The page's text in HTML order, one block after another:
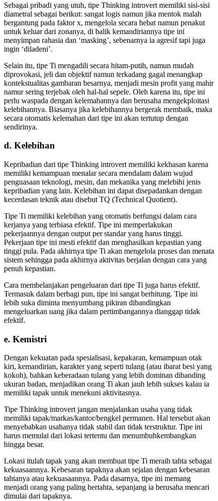
Sebagai pribadi yang utuh, tipe Thinking introvert memiliki sisi-sisi
diametral sebagai berikut: sangat logis namun jika mentok malah
bergantung pada faktor x, mengelola secara hebat namun penakut
untuk keluar dari zonanya, di balik kemandiriannya tipe ini
menyimpan rahasia dan ‘masking’, sebenarnya ia agresif tapi juga
ingin ‘diladeni’.
Selain itu, tipe Ti mengadili secara hitam-putih, namun mudah
diprovokasi, jeli dan objektif namun terkadang gagal menangkap
kontekstualitas gambaran besarnya, menjadi mesin profit yang mahir
namur sering terjebak oleh hal-hal sepele. Oleh karena itu, tipe ini
perlu waspada dengan kelemahannya dan berusaha mengekploitasi
kelebihannya. Biasanya jika kelebihannya bergerak membaik, maka
secara otomatis kelemahan dari tipe ini akan tertutup dengan
sendirinya.
d. Kelebihan
Kepribadian dari tipe Thinking introvert memiliki kekhasan karena
memiliki kemampuan menalar secara mendalam dalam wujud
penguasaan teknologi, mesin, dan mekanika yang melebihi jenis
kepribadian yang lain. Kelebihan ini dapat disepadankan dengan
kecerdasan teknik atau disebut TQ (Technical Quotient).
Tipe Ti memiliki kelebihan yang otomatis berfungsi dalam cara
kerjanya yang terbiasa efektif. Tipe ini memperlakukan
pekerjaannya dengan output per standar yang harus tinggi.
Pekerjaan tipe ini mesti efektif dan menghasilkan kepastian yang
tinggi pula. Pada akhirnya tipe Ti akan mengelola proses dan menata
sistem sehingga pada akhirnya aktivitas berjalan dengan cara yang
penuh kepastian.
Cara membelanjakan pengeluaran dari tipe Ti juga harus efektif.
Termasuk dalam berbagi pun, tipe ini sangat berhitung. Tipe ini
lebih suka diminta menyumbang pikiran dibandingkan
mengeluarkan uang jika dalam pertimbangannya dianggap tidak
efektif.
e. Kemistri
Dengan kekuatan pada spesialisasi, kepakaran, kemampuan otak
kiri, kemandirian, karakter yang seperti tulang (atau ibarat besi yang
kokoh), bahkan keberadaan tulang yang lebih dominan dibanding
ukuran badan, menjadikan orang Ti akan jauh lebih sukses kalau ia
memiliki tapak untuk menekuni aktivitasnya.
Tipe Thinking introvert jangan menjalankan usaha yang tidak
memiliki tapak/markas/kantor/bengkel permanen. Hal tersebut akan
menyebabkan usahanya tidak stabil dan tidak terstruktur. Tipe ini
harus memulai dari lokasi tertentu dan menumbuhkembangkan
hingga besar.
Lokasi itulah tapak yang akan membuat tipe Ti meraih tahta sebagai
kekuasaannya. Kebesaran tapaknya akan sejalan dengan kebesaran
tahtanya atau kekuasaannya. Pada dasarnya, tipe ini memang
menjadi orang yang paling bertahta, sepanjang ia berusaha mencari
dimulai dari tapaknya.